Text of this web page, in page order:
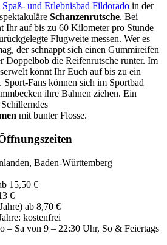
Spaß- und Erlebnisbad Fildorado in der
Schanzenrutsche. Bei
Ihr auf bis zu 60 Kilometer pro Stunde
Flugweite messen. Wer es
der schnappt sich einen Gummireifen
Doppelbob die Reifenrutsche runter. Im
könnt Ihr Euch auf bis zu ein
Fans können sich im Sportbad
ihre Bahnen ziehen. Ein
mit bunter Flosse.
Baden-Württemberg
15,50 €
€
ab 8,70 €
kostenfrei
– Sa von 9 – 22:30 Uhr, So & Feiertags